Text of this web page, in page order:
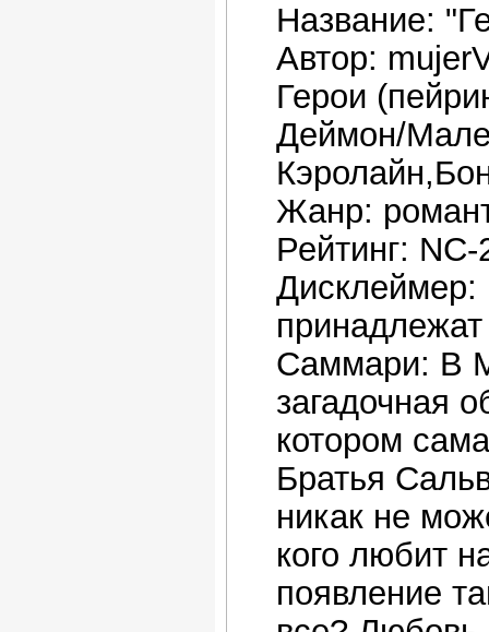
Название:
Автор:
Герои
Деймон/
Жанр:
Рейтинг: NC-
Дисклеймер:
Саммари: В
загадочная
котором
Братья
никак не
кого любит
появление